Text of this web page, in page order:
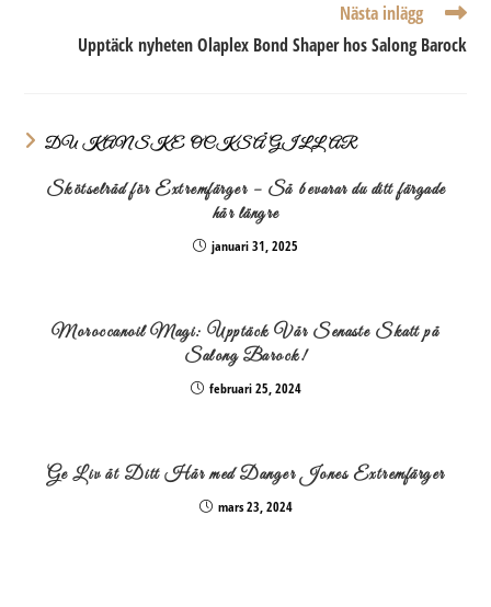
Nästa inlägg
Upptäck nyheten Olaplex Bond Shaper hos Salong Barock
DU KANSKE OCKSÅ GILLAR
Skötselråd för Extremfärger – Så bevarar du ditt färgade
hår längre
januari 31, 2025
Moroccanoil Magi: Upptäck Vår Senaste Skatt på
Salong Barock!
februari 25, 2024
Ge Liv åt Ditt Hår med Danger Jones Extremfärger
mars 23, 2024